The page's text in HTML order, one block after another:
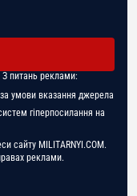
питань реклами:
умови вказання джерела
гіперпосилання на
сайту MILITARNYI.COM.
реклами.